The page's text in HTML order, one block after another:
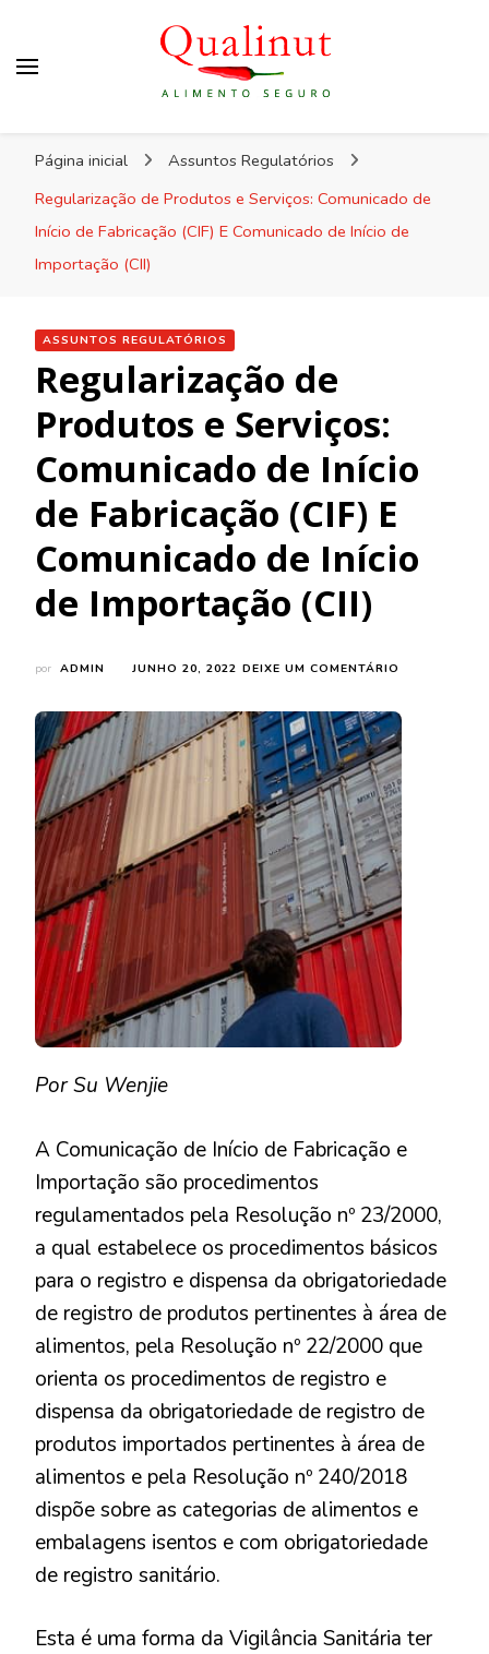
dos alimentos e rotulagem.
Página inicial
Assuntos Regulatórios
Regularização de Produtos e Serviços: Comunicado de
Início de Fabricação (CIF) E Comunicado de Início de
Importação (CII)
ASSUNTOS REGULATÓRIOS
Regularização de
Produtos e Serviços:
Comunicado de Início
de Fabricação (CIF) E
Comunicado de Início
de Importação (CII)
por ADMIN JUNHO 20, 2022 DEIXE UM COMENTÁRIO
PRODUTOS
E
SERVIÇOS:
DE
INÍCIO
DE
FABRICAÇÃO
(CIF)
E
DE
DE
IMPORTAÇÃO
(CII)
Por Su Wenjie
A Comunicação de Início de Fabricação e
Importação são procedimentos
regulamentados pela Resolução nº 23/2000,
a qual estabelece os procedimentos básicos
para o registro e dispensa da obrigatoriedade
de registro de produtos pertinentes à área de
alimentos, pela Resolução nº 22/2000 que
orienta os procedimentos de registro e
dispensa da obrigatoriedade de registro de
produtos importados pertinentes à área de
alimentos e pela Resolução nº 240/2018
dispõe sobre as categorias de alimentos e
embalagens isentos e com obrigatoriedade
de registro sanitário.
Esta é uma forma da Vigilância Sanitária ter